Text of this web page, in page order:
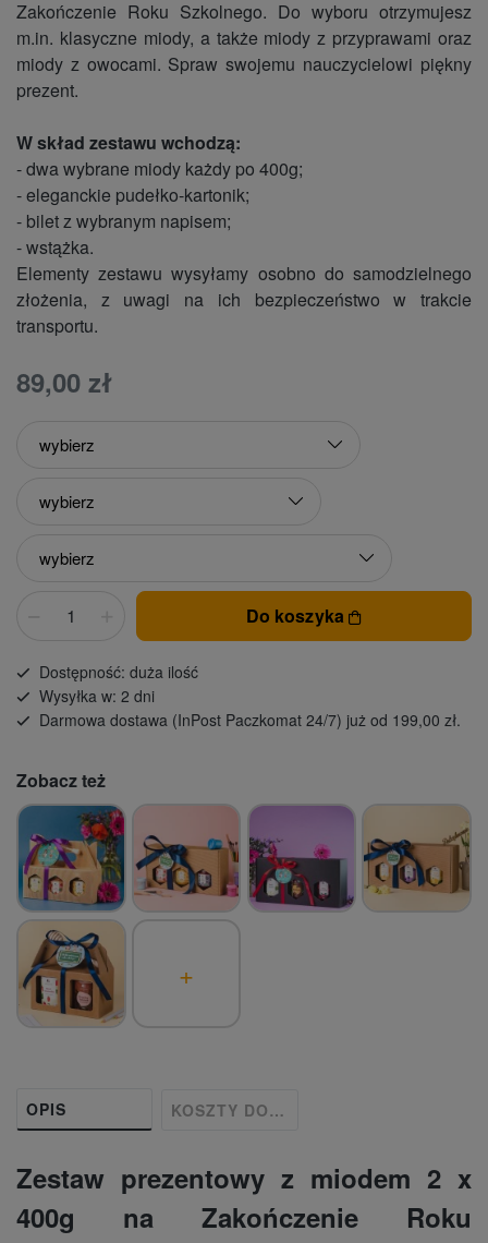
Zakończenie Roku Szkolnego. Do wyboru otrzymujesz
m.in. klasyczne miody, a także miody z przyprawami oraz
miody z owocami. Spraw swojemu nauczycielowi piękny
prezent.
W skład zestawu wchodzą:
- dwa wybrane miody każdy po 400g;
- eleganckie pudełko-kartonik;
- bilet z wybranym napisem;
- wstążka.
Elementy zestawu wysyłamy osobno do samodzielnego
złożenia, z uwagi na ich bezpieczeństwo w trakcie
transportu.
89,00 zł
Do koszyka
Dostępność: duża ilość
Wysyłka w: 2 dni
Darmowa dostawa (InPost Paczkomat 24/7) już od 199,00 zł.
Zobacz też
+
OPIS KOSZTY DOSTAWY
Zestaw prezentowy z miodem 2 x
400g na Zakończenie Roku